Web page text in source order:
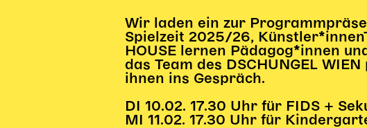
Wir laden ein zur
Spielzeit 2025/26,
HOUSE lernen Pädagog*innen
das Team des DSCHUNGEL
ihnen ins Gespräch.
DI 10.02. 17.30 Uhr für FIDS +
MI 11.02. 17.30 Uhr für